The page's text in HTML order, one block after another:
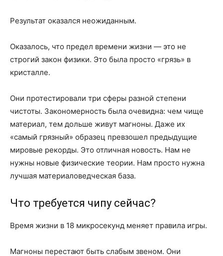
Результат оказался неожиданным.
Оказалось, что предел времени жизни — это не
строгий закон физики. Это была просто «грязь» в
кристалле.
Они протестировали три сферы разной степени
чистоты. Закономерность была очевидна: чем чище
материал, тем дольше живут магноны. Даже их
«самый грязный» образец превзошел предыдущие
мировые рекорды. Это отличная новость. Нам не
нужны новые физические теории. Нам просто нужна
лучшая материаловедческая база.
Что требуется чипу сейчас?
Время жизни в 18 микросекунд меняет правила игры.
Магноны перестают быть слабым звеном. Они